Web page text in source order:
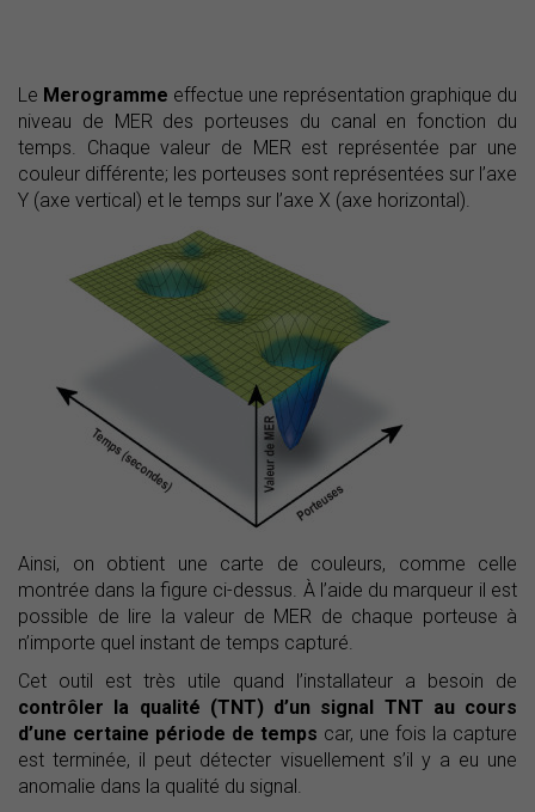
Le Merogramme effectue une représentation graphique du
niveau de MER des porteuses du canal en fonction du
temps. Chaque valeur de MER est représentée par une
couleur différente; les porteuses sont représentées sur l’axe
Y (axe vertical) et le temps sur l’axe X (axe horizontal).
Ainsi, on obtient une carte de couleurs, comme celle
montrée dans la figure ci-dessus. À l’aide du marqueur il est
possible de lire la valeur de MER de chaque porteuse à
n’importe quel instant de temps capturé.
Cet outil est très utile quand l’installateur a besoin de
contrôler la qualité (TNT) d’un signal TNT au cours
d’une certaine période de temps car, une fois la capture
est terminée, il peut détecter visuellement s’il y a eu une
anomalie dans la qualité du signal.